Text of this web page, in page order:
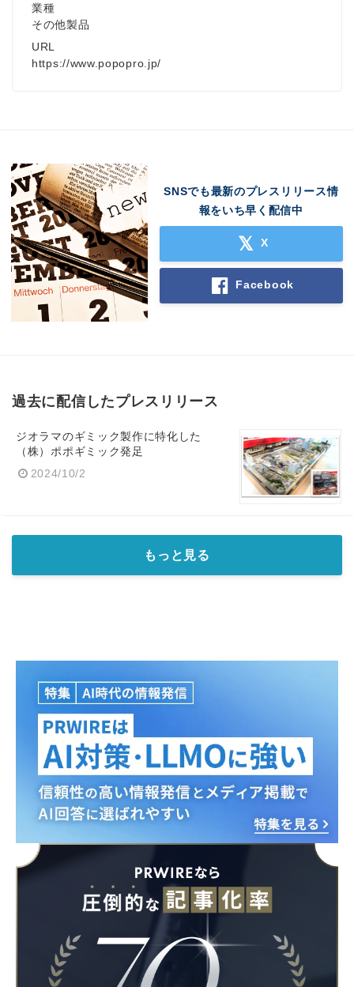
業種
その他製品
URL
https://www.popopro.jp/
SNSでも最新のプレスリリース情
報をいち早く配信中
X
Facebook
過去に配信したプレスリリース
ジオラマのギミック製作に特化した
（株）ポポギミック発足
2024/10/2
もっと見る
English